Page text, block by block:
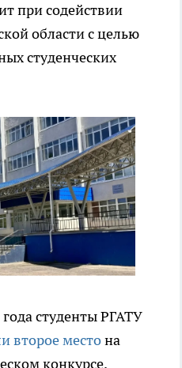
при содействии
области с целью
студенческих
студенты РГАТУ
второе местона
конкурсе.